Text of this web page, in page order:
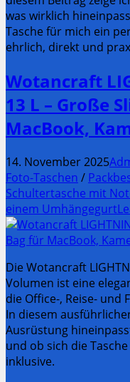
was wirklich
Tasche für mich ein
ehrlich, direkt und
Wotancraft
13 L – Große
MacBook,
14. November 2025
Foto-Taschen /
Schultertasche mit
einem Umhängegurt
Die Wotancraft
Volumen ist eine
die Office-, Reise- und
In diesem
Ausrüstung
und ob sich die
inklusive.